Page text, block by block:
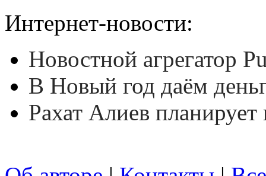
Интернет-новости:
Новостной агрегатор
В Новый год даём
Рахат Алиев планирует